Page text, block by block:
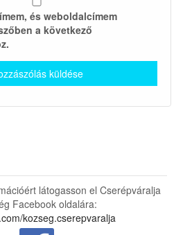
és weboldalcímem
a következő
látogasson el Cserépváralja
Facebook oldalára:
kozseg.cserepvaralja